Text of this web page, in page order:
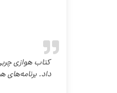
کتاب هوازی
داد. برنامه‌های